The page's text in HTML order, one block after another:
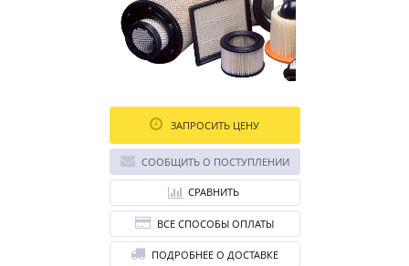
ЗАПРОСИТЬ ЦЕНУ
СООБЩИТЬ О ПОСТУПЛЕНИИ
СРАВНИТЬ
ВСЕ СПОСОБЫ ОПЛАТЫ
ПОДРОБНЕЕ О ДОСТАВКЕ